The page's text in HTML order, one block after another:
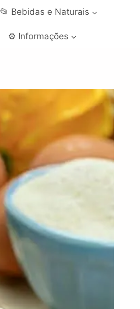
📂 Bebidas e Naturais
⚙️ Informações